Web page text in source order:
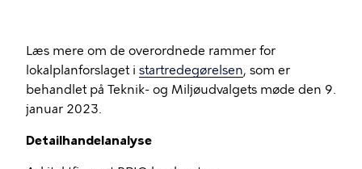
Læs mere om de overordnede rammer for
lokalplanforslaget i startredegørelsen, som er
behandlet på Teknik- og Miljøudvalgets møde den 9.
januar 2023.
Detailhandelanalyse